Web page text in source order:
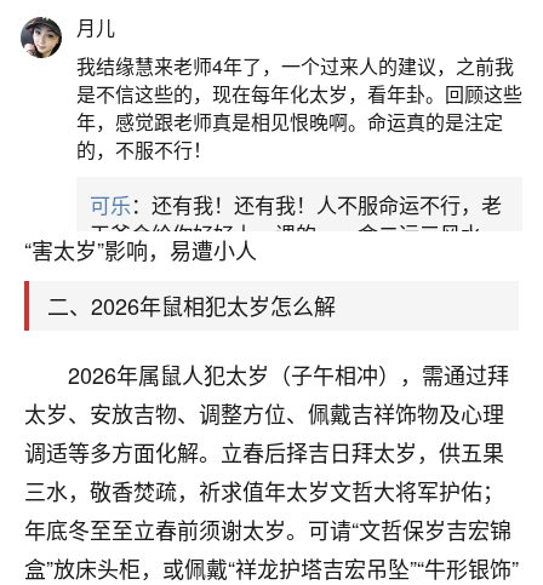
兔，其中属马为值太岁兼刑太岁，属鼠为冲太岁，
属牛为害太岁，属兔为破太岁。丙午马年，地支“午”
当值，与生肖马地支相同，构成值太岁；午午自
刑，又添刑太岁，情绪易焦躁，事业易遇阻。子午
相冲，属鼠者面临冲太岁，运势波动大，易有岗位
变动、投资风险或意外磕碰。丑午相害，属牛者受
“害太岁”影响，易遭小人
二、2026年鼠相犯太岁怎么解
2026年属鼠人犯太岁（子午相冲），需通过拜
太岁、安放吉物、调整方位、佩戴吉祥饰物及心理
调适等多方面化解。立春后择吉日拜太岁，供五果
三水，敬香焚疏，祈求值年太岁文哲大将军护佑；
年底冬至至立春前须谢太岁。可请“文哲保岁吉宏锦
盒”放床头柜，或佩戴“祥龙护塔吉宏吊坠”“牛形银饰”
月儿
我结缘慧来老师4年了，一个过来人的建议，之前我
是不信这些的，现在每年化太岁，看年卦。回顾这些
年，感觉跟老师真是相见恨晚啊。命运真的是注定
的，不服不行！
可乐：还有我！还有我！人不服命运不行，老
天爷会给你好好上一课的。一命二运三风水，
哪样不服都不行！
平安是福：我也是每年找老师化太岁，看年
卦，认识老师3年了，都是缘分啊！
17分钟前 来自湖北 19
心若莲花
我是做餐饮的，这两年，生意屡屡受挫，店开一家关
一家，要么生意不好，生意好的就出事。前些年攒的
家底快败光了，真是倒霉！我也想找人看看到底怎么
回事？